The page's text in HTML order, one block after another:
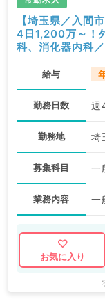
【埼玉県／入間
4日1,200万～！
科、消化器内科／
給与
勤務日数 週
勤務地 埼
募集科目 一
業務内容 一
お気に入り